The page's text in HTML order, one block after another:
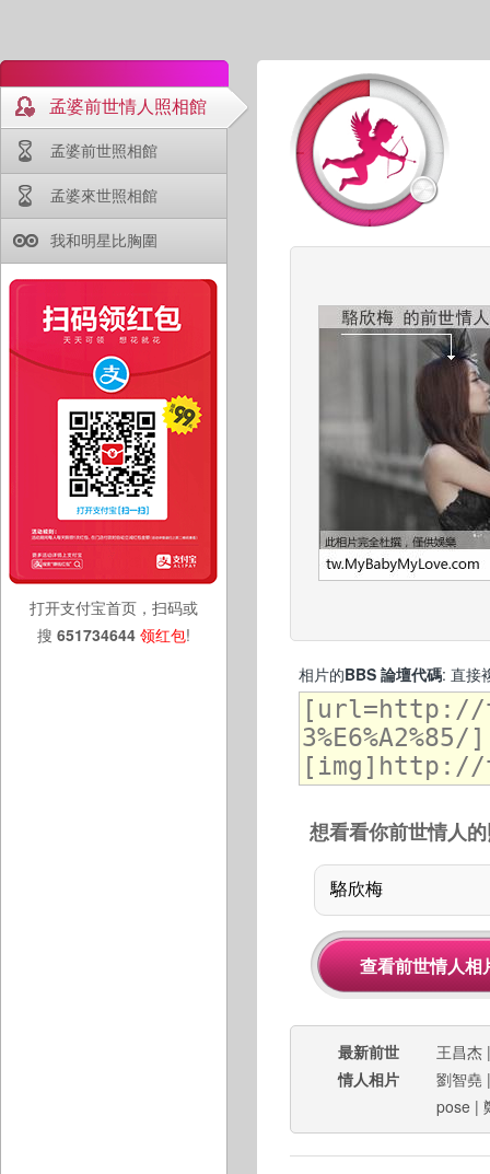
孟婆前世情人照相館
孟婆前世照相館
孟婆來世照相館
我和明星比胸圍
打开支付宝首页，扫码或
搜 651734644 领红包!
相片的BBS 論壇代碼: 直接
想看看你前世情人
最新前世
情人相片
王昌杰
劉智堯
pose |